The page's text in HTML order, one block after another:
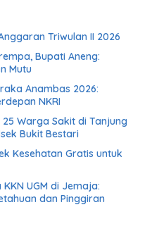
Triwulan II 2026
Bupati Aneng:
Mutu
Anambas 2026:
NKRI
Warga Sakit di Tanjung
Bukit Bestari
Kesehatan Gratis untuk
UGM di Jemaja:
dan Pinggiran